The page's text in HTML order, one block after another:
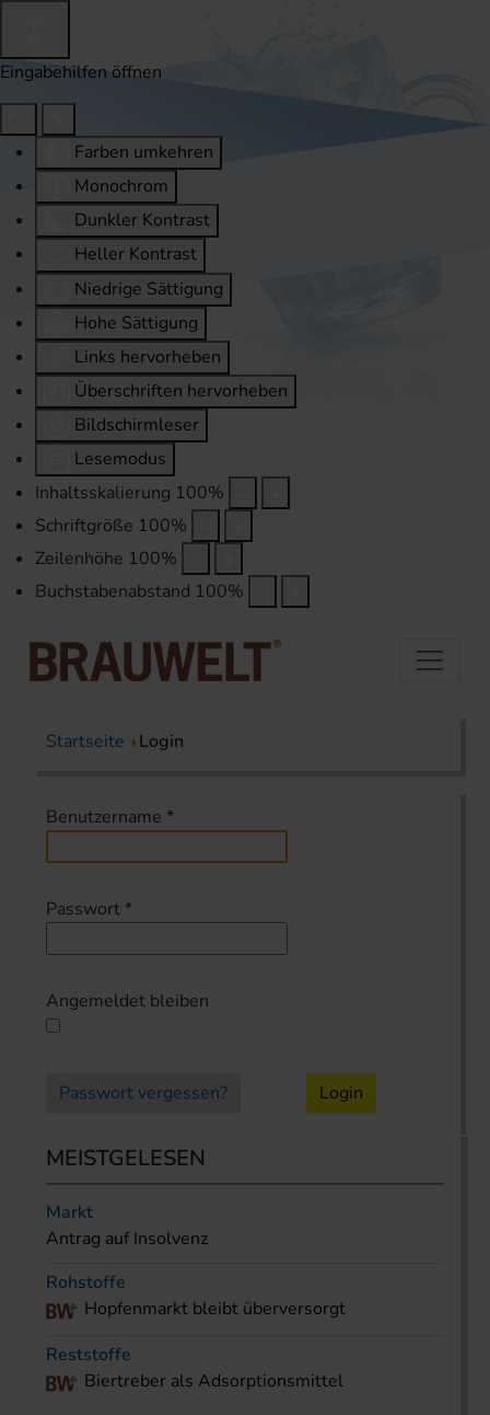
Eingabehilfen öffnen
Farben umkehren
Monochrom
Dunkler Kontrast
Heller Kontrast
Niedrige Sättigung
Hohe Sättigung
Links hervorheben
Überschriften hervorheben
Bildschirmleser
Lesemodus
Inhaltsskalierung 100%
Schriftgröße 100%
Zeilenhöhe 100%
Buchstabenabstand 100%
Startseite Login
Benutzername *
Passwort *
Angemeldet bleiben
Passwort vergessen? Login
MEISTGELESEN
Markt
Antrag auf Insolvenz
Rohstoffe
Hopfenmarkt bleibt überversorgt
Reststoffe
Biertreber als Adsorptionsmittel